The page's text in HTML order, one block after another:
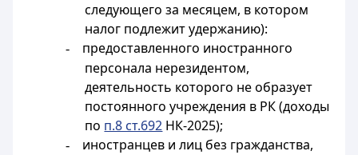
следующего за месяцем, в котором
налог подлежит удержанию):
-
предоставленного иностранного
персонала нерезидентом,
деятельность которого не образует
постоянного учреждения в РК (доходы
по п.8 ст.692 НК-2025);
-
иностранцев и лиц без гражданства,